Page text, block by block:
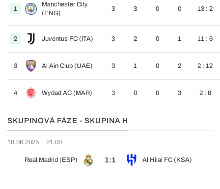
1
Manchester City
(ENG)
3 3 0 0 13 : 2
2 Juventus FC (ITA) 3 2 0 1 11 : 6
3 Al Ain Club (UAE) 3 1 0 2 2 : 12
4 Wydad AC (MAR) 3 0 0 3 2 : 8
SKUPINOVÁ FÁZE - SKUPINA H
18.06.2025 21:00
Real Madrid (ESP) 1:1 Al Hilal FC (KSA)